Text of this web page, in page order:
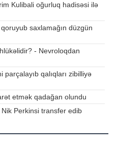
Kulibali oğurluq hadisəsi ilə
saxlamağın düzgün
- Nevroloqdan
qalıqları zibilliyə
etmək qadağan olundu
Perkinsi transfer edib